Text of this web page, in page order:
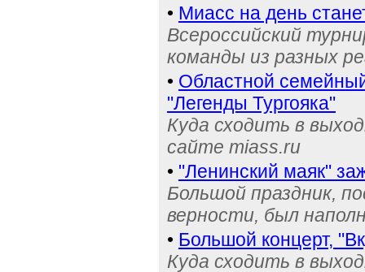
• Миасс на день
Всероссийский
команды из разных
• Областной
"Легенды Тургояка"
Куда сходить в
сайте miass.ru
• "Ленинский маяк"
Большой праздник,
верности, был
• Большой концерт,
Куда сходить в